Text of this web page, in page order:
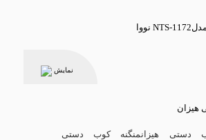
نمایش
دستی هیزانمنگنه کوب دستی